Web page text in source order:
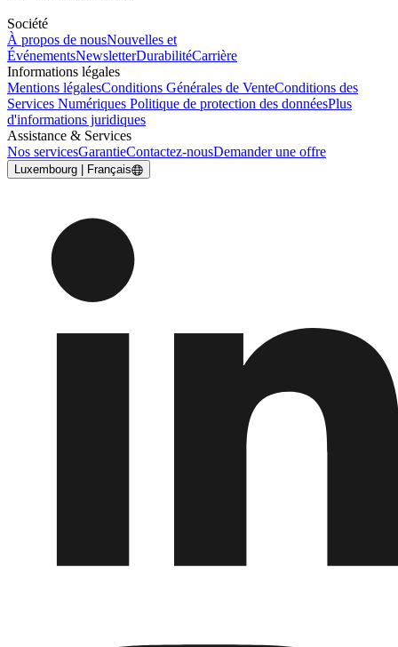
Société
À propos de nousNouvelles et
ÉvénementsNewsletterDurabilitéCarrière
Informations légales
Mentions légalesConditions Générales de VenteConditions des
Services Numériques Politique de protection des donnéesPlus
d'informations juridiques
Assistance & Services
Nos servicesGarantieContactez-nousDemander une offre
Luxembourg | Français